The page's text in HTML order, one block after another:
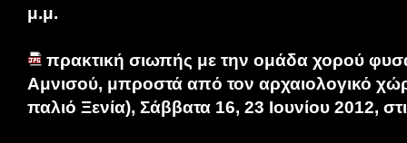
μ.μ.
πρακτική σιωπής με την ομάδα χορού
Αμνισού, μπροστά από τον αρχαιολογικό
παλιό Ξενία), Σάββατα 16, 23 Ιουνίου 2012,